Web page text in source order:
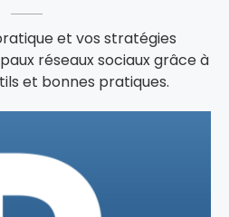
et vos stratégies
réseaux sociaux grâce à
et bonnes pratiques.